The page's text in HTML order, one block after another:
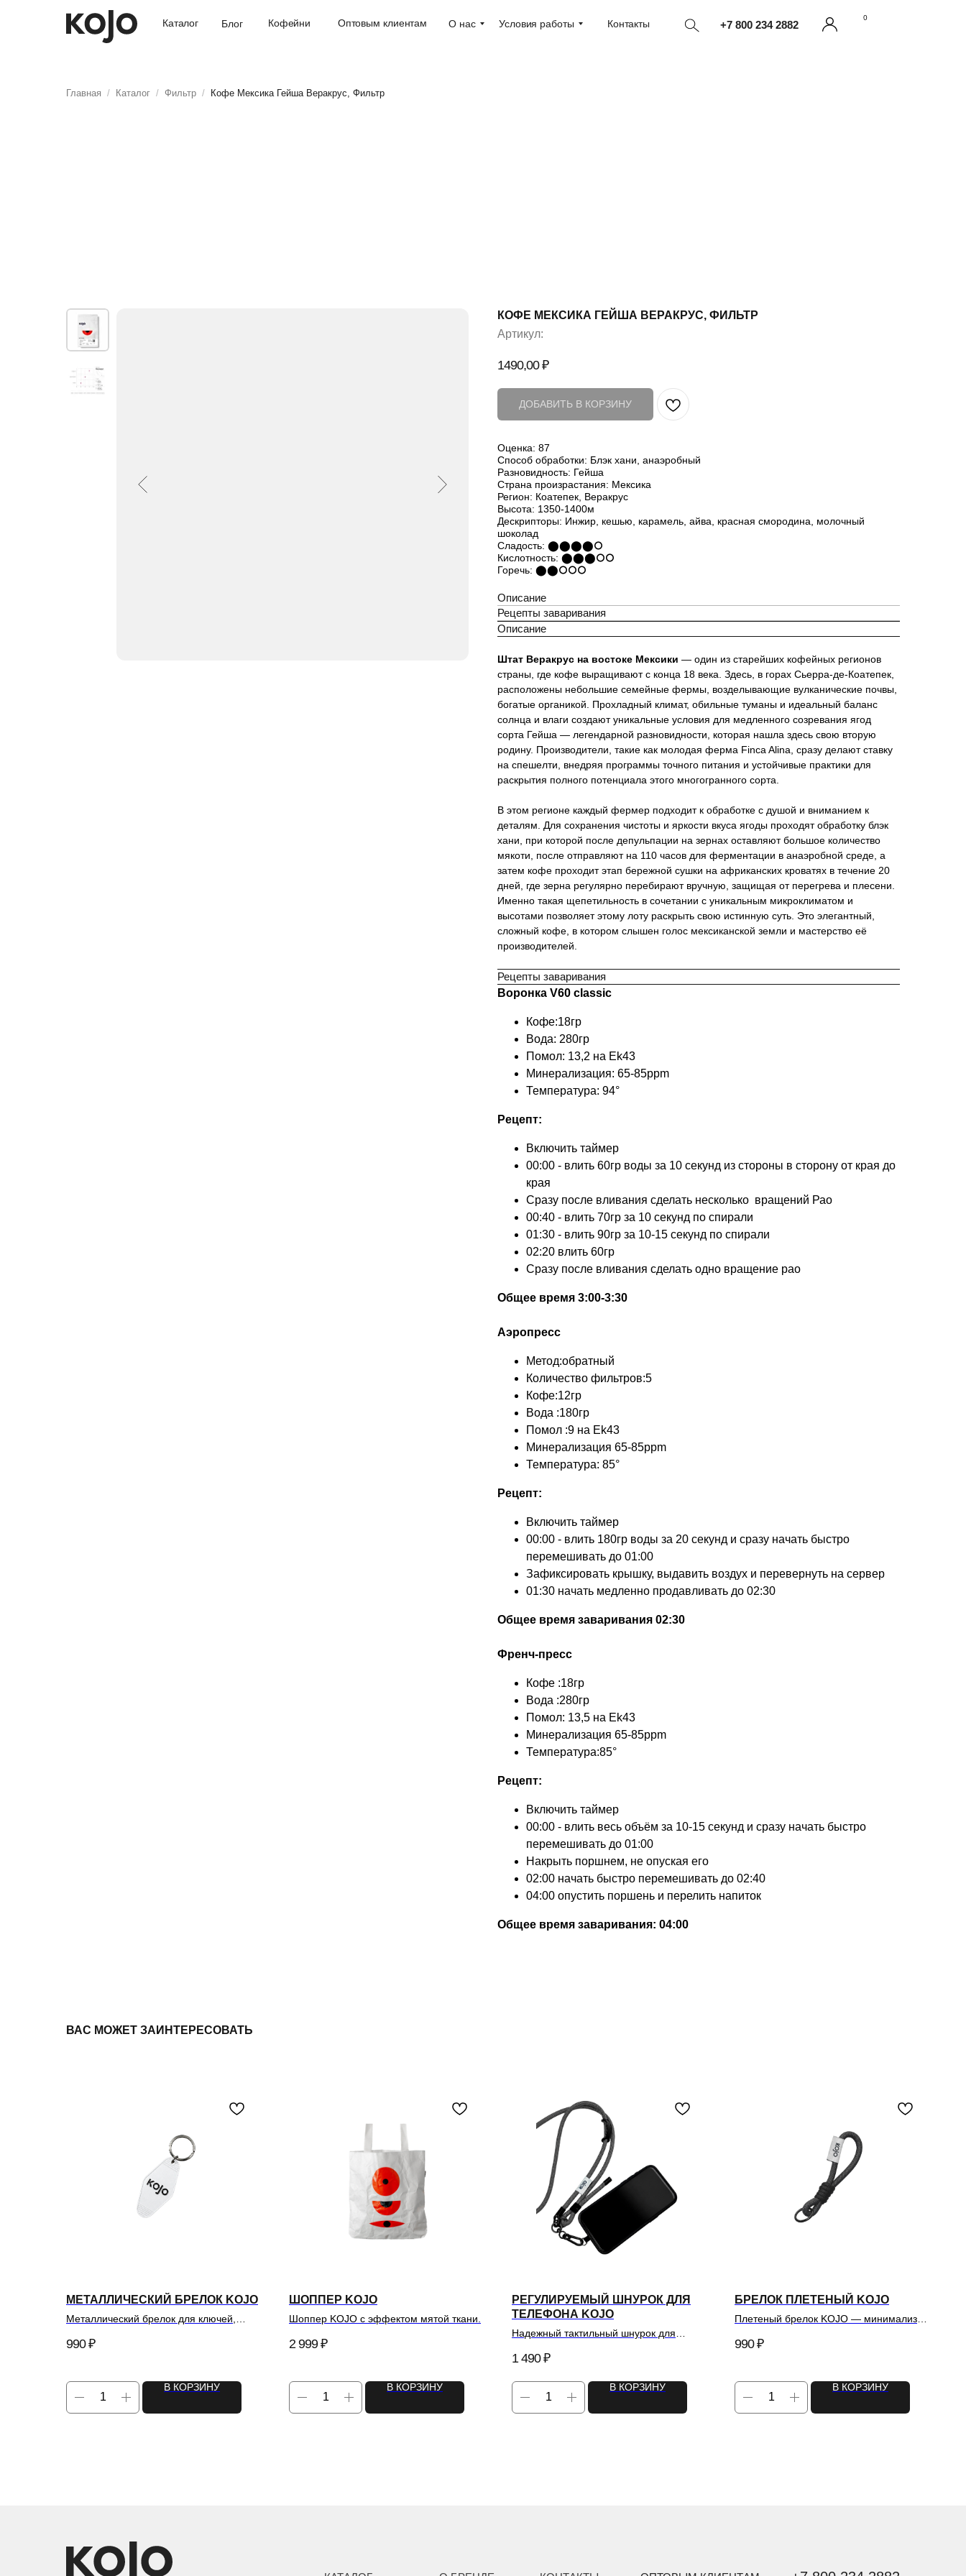
+7 800 234 2882
0
Условия работы
О нас
Кофейни Оптовым клиентам
Блог
Каталог Контакты
Главная / Каталог / Фильтр / Кофе Мексика Гейша Веракрус, Фильтр
КОФЕ МЕКСИКА ГЕЙША ВЕРАКРУС, ФИЛЬТР
Артикул:
1490,00 ₽
ДОБАВИТЬ В КОРЗИНУ
Оценка: 87
Способ обработки: Блэк хани, анаэробный
Разновидность: Гейша
Страна произрастания: Мексика
Регион: Коатепек, Веракрус
Высота: 1350-1400м
Дескрипторы: Инжир, кешью, карамель, айва, красная смородина, молочный
шоколад
Сладость: ⬤⬤⬤⬤⭘
Кислотность: ⬤⬤⬤⭘⭘
Горечь: ⬤⬤⭘⭘⭘
Описание
Рецепты заваривания
Описание
Штат Веракрус на востоке Мексики — один из старейших кофейных регионов
страны, где кофе выращивают с конца 18 века. Здесь, в горах Сьерра-де-Коатепек,
расположены небольшие семейные фермы, возделывающие вулканические почвы,
богатые органикой. Прохладный климат, обильные туманы и идеальный баланс
солнца и влаги создают уникальные условия для медленного созревания ягод
сорта Гейша — легендарной разновидности, которая нашла здесь свою вторую
родину. Производители, такие как молодая ферма Finca Alina, сразу делают ставку
на спешелти, внедряя программы точного питания и устойчивые практики для
раскрытия полного потенциала этого многогранного сорта.
В этом регионе каждый фермер подходит к обработке с душой и вниманием к
деталям. Для сохранения чистоты и яркости вкуса ягоды проходят обработку блэк
хани, при которой после депульпации на зернах оставляют большое количество
мякоти, после отправляют на 110 часов для ферментации в анаэробной среде, а
затем кофе проходит этап бережной сушки на африканских кроватях в течение 20
дней, где зерна регулярно перебирают вручную, защищая от перегрева и плесени.
Именно такая щепетильность в сочетании с уникальным микроклиматом и
высотами позволяет этому лоту раскрыть свою истинную суть. Это элегантный,
сложный кофе, в котором слышен голос мексиканской земли и мастерство её
производителей.
Рецепты заваривания
Воронка V60 classic
Кофе:18гр
Вода: 280гр
Помол: 13,2 на Ek43
Минерализация: 65-85ppm
Температура: 94°
Рецепт:
Включить таймер
00:00 - влить 60гр воды за 10 секунд из стороны в сторону от края до
края
Сразу после вливания сделать несколько вращений Рао
00:40 - влить 70гр за 10 секунд по спирали
01:30 - влить 90гр за 10-15 секунд по спирали
02:20 влить 60гр
Сразу после вливания сделать одно вращение рао
Общее время 3:00-3:30
Аэропресс
Метод:обратный
Количество фильтров:5
Кофе:12гр
Вода :180гр
Помол :9 на Ek43
Минерализация 65-85ppm
Температура: 85°
Рецепт:
Включить таймер
00:00 - влить 180гр воды за 20 секунд и сразу начать быстро
перемешивать до 01:00
Зафиксировать крышку, выдавить воздух и перевернуть на сервер
01:30 начать медленно продавливать до 02:30
Общее время заваривания 02:30
Френч-пресс
Кофе :18гр
Вода :280гр
Помол: 13,5 на Ek43
Минерализация 65-85ppm
Температура:85°
Рецепт:
Включить таймер
00:00 - влить весь объём за 10-15 секунд и сразу начать быстро
перемешивать до 01:00
Накрыть поршнем, не опуская его
02:00 начать быстро перемешивать до 02:40
04:00 опустить поршень и перелить напиток
Общее время заваривания: 04:00
ВАС МОЖЕТ ЗАИНТЕРЕСОВАТЬ
МЕТАЛЛИЧЕСКИЙ БРЕЛОК KOJO
Металлический брелок для ключей,
990 ₽
В КОРЗИНУ
ШОППЕР KOJO
Шоппер KOJO с эффектом мятой ткани.
2 999 ₽
В КОРЗИНУ
РЕГУЛИРУЕМЫЙ ШНУРОК ДЛЯ
ТЕЛЕФОНА KOJO
Надежный тактильный шнурок для
1 490 ₽
В КОРЗИНУ
БРЕЛОК ПЛЕТЕНЫЙ KOJO
Плетеный брелок KOJO — минимализм
990 ₽
В КОРЗИНУ